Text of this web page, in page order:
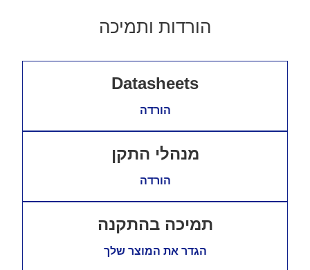
הורדות ותמיכה
Datasheets
הורדה
מנהלי התקן
הורדה
תמיכה בהתקנה
הגדר את המוצר שלך